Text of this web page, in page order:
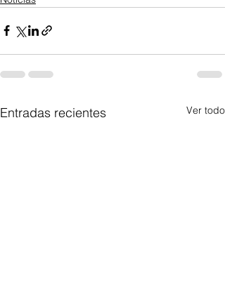
Entradas recientes Ver todo